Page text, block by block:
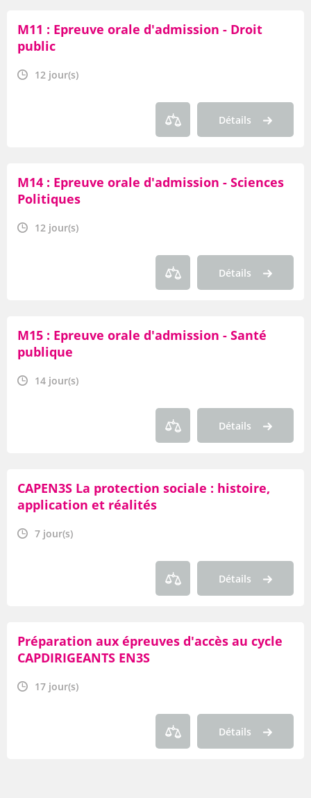
M11 : Epreuve orale d'admission - Droit
public
12 jour(s)
Détails
M14 : Epreuve orale d'admission - Sciences
Politiques
12 jour(s)
Détails
M15 : Epreuve orale d'admission - Santé
publique
14 jour(s)
Détails
CAPEN3S La protection sociale : histoire,
application et réalités
7 jour(s)
Détails
Préparation aux épreuves d'accès au cycle
CAPDIRIGEANTS EN3S
17 jour(s)
Détails